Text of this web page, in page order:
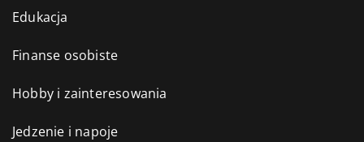
Edukacja
Finanse osobiste
Hobby i zainteresowania
Jedzenie i napoje